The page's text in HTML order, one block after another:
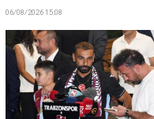
06/08/2026 15:08